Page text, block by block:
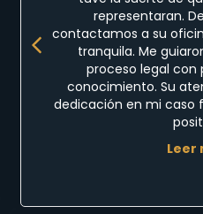
representaran.
contactamos a su
tranquila. Me
proceso legal con
conocimiento. Su
dedicación en mi caso
Leer
Previous